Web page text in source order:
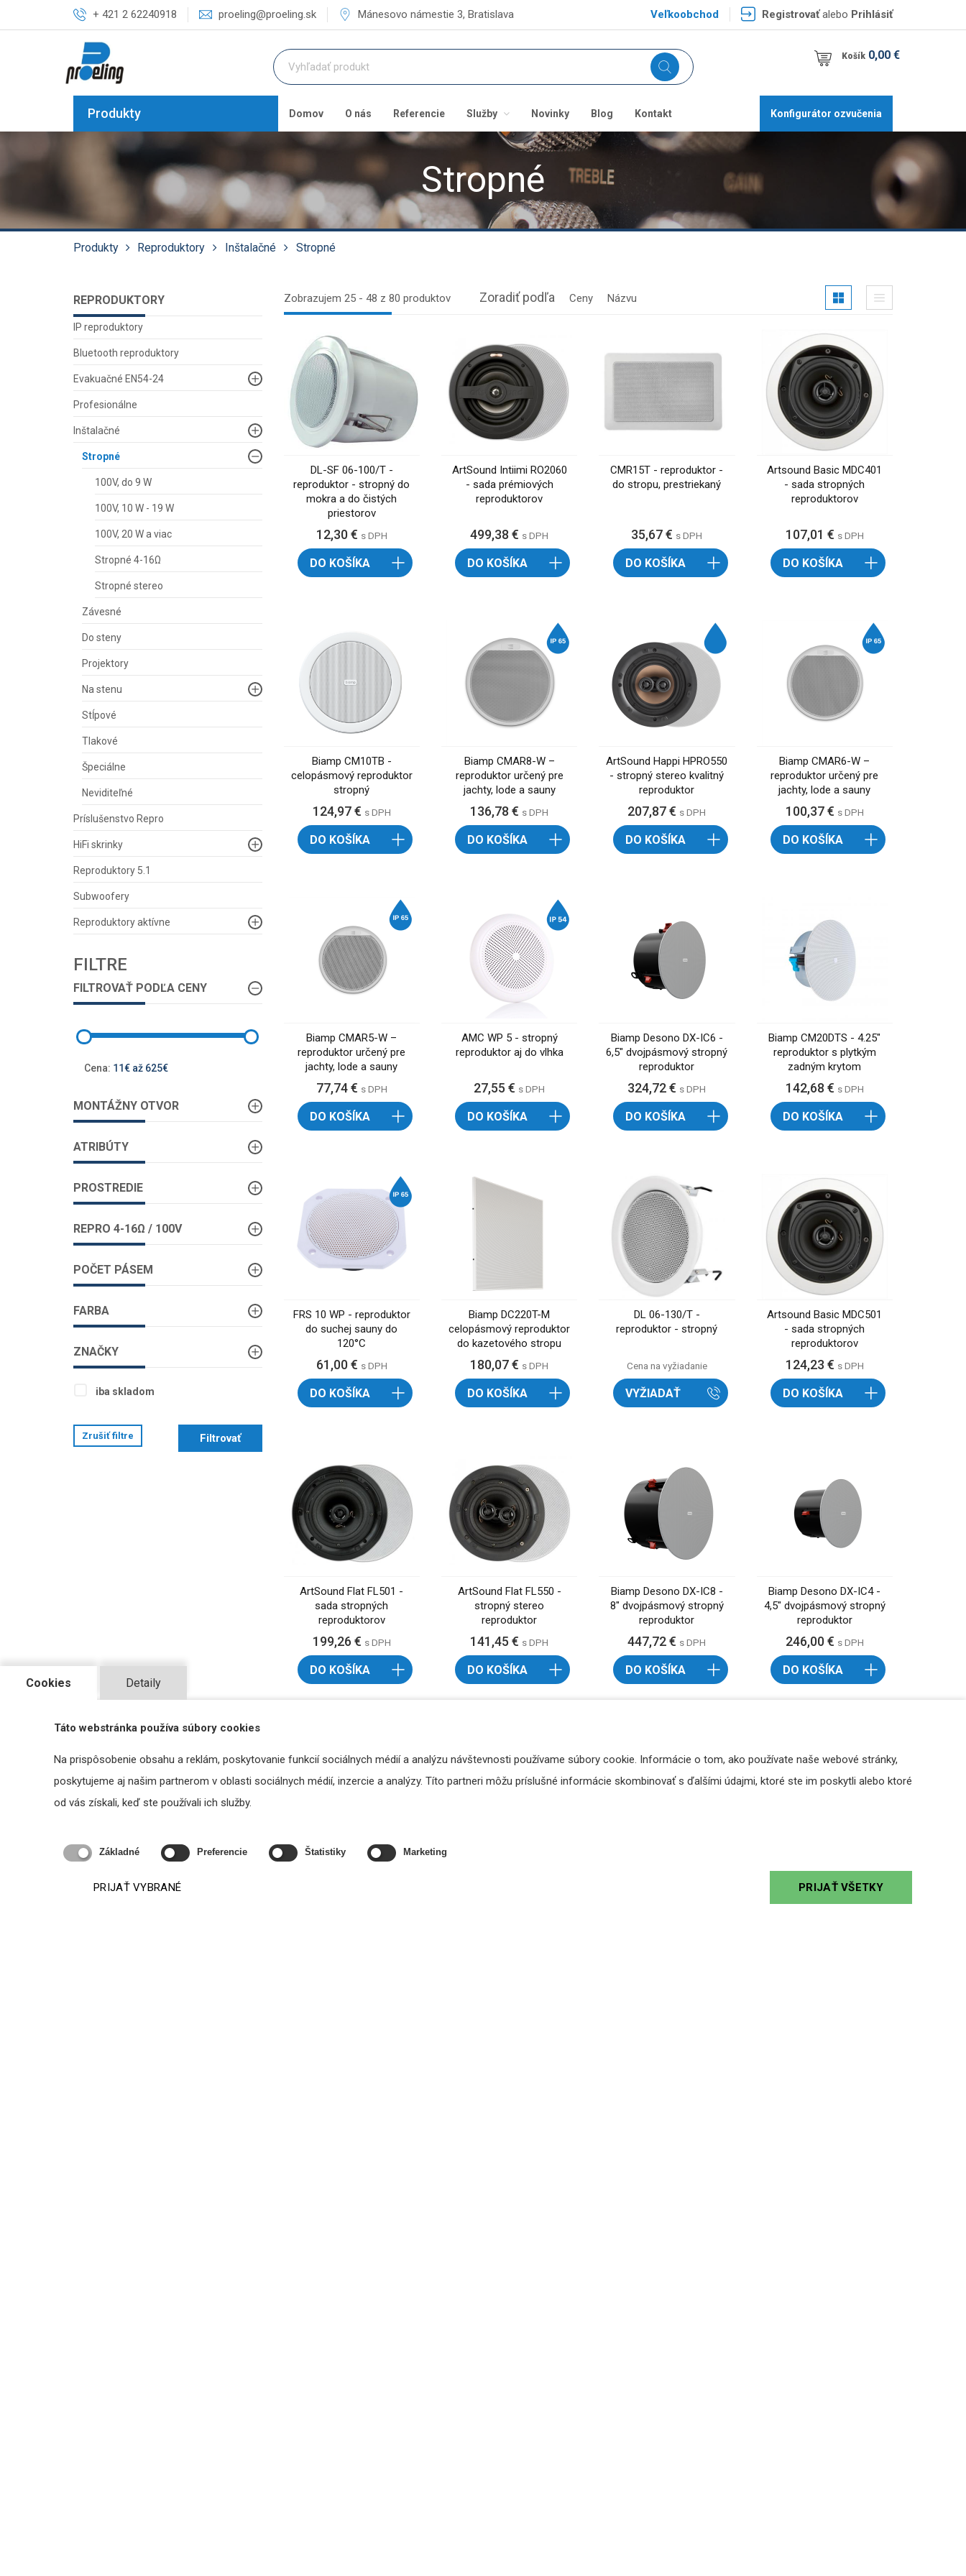
+ 421 2 62240918 proeling@proeling.sk Mánesovo námestie 3, Bratislava Veľkoobchod Registrovaťalebo Prihlásiť
Košík 0,00 €
Produkty Domov O nás Referencie Služby Novinky Blog Kontakt Konfigurátor ozvučenia
Stropné
Produkty Reproduktory Inštalačné Stropné
REPRODUKTORY
IP reproduktory
Bluetooth reproduktory
Evakuačné EN54-24
Profesionálne
Inštalačné
Stropné
100V, do 9 W
100V, 10 W - 19 W
100V, 20 W a viac
Stropné 4-16Ω
Stropné stereo
Závesné
Do steny
Projektory
Na stenu
Stĺpové
Tlakové
Špeciálne
Neviditeľné
Príslušenstvo Repro
HiFi skrinky
Reproduktory 5.1
Subwoofery
Reproduktory aktívne
FILTRE
FILTROVAŤ PODĽA CENY
Cena: 11€ až 625€
MONTÁŽNY OTVOR
ATRIBÚTY
PROSTREDIE
REPRO 4-16Ω / 100V
POČET PÁSEM
FARBA
ZNAČKY
iba skladom
Zrušiť filtre Filtrovať
Zobrazujem 25 - 48 z 80 produktov Zoradiť podľa Ceny Názvu
DL-SF 06-100/T -
reproduktor - stropný do
mokra a do čistých
priestorov
12,30 € s DPH
DO KOŠÍKA
ArtSound Intiimi RO2060
- sada prémiových
reproduktorov
499,38 € s DPH
DO KOŠÍKA
CMR15T - reproduktor -
do stropu, prestriekaný
35,67 € s DPH
DO KOŠÍKA
Artsound Basic MDC401
- sada stropných
reproduktorov
107,01 € s DPH
DO KOŠÍKA
Biamp CM10TB -
celopásmový reproduktor
stropný
124,97 € s DPH
DO KOŠÍKA
Biamp CMAR8-W –
reproduktor určený pre
jachty, lode a sauny
136,78 € s DPH
DO KOŠÍKA
ArtSound Happi HPRO550
- stropný stereo kvalitný
reproduktor
207,87 € s DPH
DO KOŠÍKA
Biamp CMAR6-W –
reproduktor určený pre
jachty, lode a sauny
100,37 € s DPH
DO KOŠÍKA
Biamp CMAR5-W –
reproduktor určený pre
jachty, lode a sauny
77,74 € s DPH
DO KOŠÍKA
AMC WP 5 - stropný
reproduktor aj do vlhka
27,55 € s DPH
DO KOŠÍKA
Biamp Desono DX-IC6 -
6,5" dvojpásmový stropný
reproduktor
324,72 € s DPH
DO KOŠÍKA
Biamp CM20DTS - 4.25"
reproduktor s plytkým
zadným krytom
142,68 € s DPH
DO KOŠÍKA
FRS 10 WP - reproduktor
do suchej sauny do
120°C
61,00 € s DPH
DO KOŠÍKA
Biamp DC220T-M
celopásmový reproduktor
do kazetového stropu
180,07 € s DPH
DO KOŠÍKA
DL 06-130/T -
reproduktor - stropný
Cena na vyžiadanie
VYŽIADAŤ
Artsound Basic MDC501
- sada stropných
reproduktorov
124,23 € s DPH
DO KOŠÍKA
ArtSound Flat FL501 -
sada stropných
reproduktorov
199,26 € s DPH
DO KOŠÍKA
ArtSound Flat FL550 -
stropný stereo
reproduktor
141,45 € s DPH
DO KOŠÍKA
Biamp Desono DX-IC8 -
8" dvojpásmový stropný
reproduktor
447,72 € s DPH
DO KOŠÍKA
Biamp Desono DX-IC4 -
4,5" dvojpásmový stropný
reproduktor
246,00 € s DPH
DO KOŠÍKA
ArtSound Flat FL620 -
sada stropných
Cookies Detaily
Táto webstránka používa súbory cookies
Na prispôsobenie obsahu a reklám, poskytovanie funkcií sociálnych médií a analýzu návštevnosti používame súbory cookie. Informácie o tom, ako používate naše webové stránky,
poskytujeme aj našim partnerom v oblasti sociálnych médií, inzercie a analýzy. Títo partneri môžu príslušné informácie skombinovať s ďalšími údajmi, ktoré ste im poskytli alebo ktoré
od vás získali, keď ste používali ich služby.
Základné Preferencie Štatistiky Marketing
PRIJAŤ VYBRANÉ PRIJAŤ VŠETKY